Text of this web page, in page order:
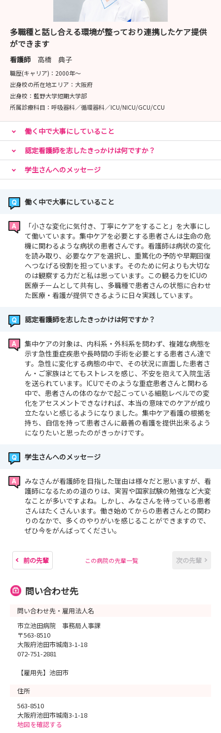
多職種と話し合える環境が整っており連携したケア提供
ができます
看護師 高橋 典子
職歴(キャリア)： 2000年〜
出身校の所在地エリア： 大阪府
出身校： 藍野大学短期大学部
所属診療科目： 呼吸器科／循環器科／ICU/NICU/GCU/CCU
働く中で大事にしていること
認定看護師を志したきっかけは何ですか？
学生さんへのメッセージ
働く中で大事にしていること
「小さな変化に気付き、丁寧にケアをすること」を大事にし
て働いています。集中ケアを必要とする患者さんは生命の危
機に関わるような病状の患者さんです。看護師は病状の変化
を読み取り、必要なケアを選択し、重篤化の予防や早期回復
へつなげる役割を担っています。そのために何よりも大切な
のは観察する力だと私は思っています。この観る力をICUの
医療チームとして共有し、多職種で患者さんの状態に合わせ
た医療・看護が提供できるように日々実践しています。
認定看護師を志したきっかけは何ですか？
集中ケアの対象は、内科系・外科系を問わず、複雑な病態を
示す急性重症疾患や長時間の手術を必要とする患者さん達で
す。急性に変化する病態の中で、その状況に直面した患者さ
ん・ご家族はとてもストレスを感じ、不安を抱えて入院生活
を送られています。ICUでそのような重症患者さんと関わる
中で、患者さんの体のなかで起こっている細胞レベルでの変
化をアセスメントできなければ、本当の意味でのケアが成り
立たないと感じるようになりました。集中ケア看護の根拠を
持ち、自信を持って患者さんに最善の看護を提供出来るよう
になりたいと思ったのがきっかけです。
学生さんへのメッセージ
みなさんが看護師を目指した理由は様々だと思いますが、看
護師になるための道のりは、実習や国家試験の勉強など大変
なことが多いですよね。しかし、みなさんを待っている患者
さんはたくさんいます。働き始めてからの患者さんとの関わ
りのなかで、多くのやりがいを感じることができますので、
ぜひ今をがんばってください。
前の先輩 この病院の先輩一覧 次の先輩
問い合わせ先
問い合わせ先・雇用法人名
市立池田病院 事務局人事課
〒563-8510
大阪府池田市城南3-1-18
072-751-2881
【雇用先】池田市
住所
563-8510
大阪府池田市城南3-1-18
地図を確認する